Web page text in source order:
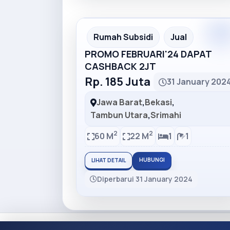
Rumah Subsidi Jual
PROMO FEBRUARI'24 DAPAT
CASHBACK 2JT
Rp. 185 Juta
31 January
Jawa Barat,Bekasi,
Tambun Utara,Srimahi
60 M2 22 M2 1 1
LIHAT DETAIL HUBUNGI
Diperbarui 31 January 2024